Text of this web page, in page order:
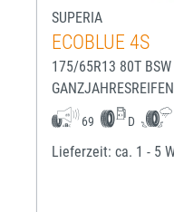
SUPERIA
ECOBLUE 4S
175/65R13 80T BSW
GANZJAHRESREIFEN
69 D
Lieferzeit: ca. 1 - 5